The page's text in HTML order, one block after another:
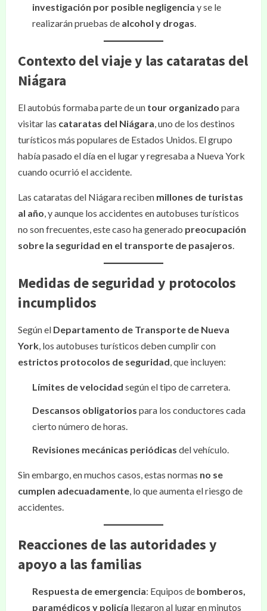
investigación por posible negligencia y se le
realizarán pruebas de alcohol y drogas
Contexto del viaje y las cataratas del
Niágara
El autobús formaba parte de un tour organizado para
visitar las cataratas del Niágara , uno de los destinos
turísticos más populares de Estados Unidos. El grupo
había pasado el día en el lugar y regresaba a Nueva York
cuando ocurrió el accidente.
Las cataratas del Niágara reciben millones de turistas
al año , y aunque los accidentes en autobuses turísticos
no son frecuentes, este caso ha generado preocupación
sobre la seguridad en el transporte de pasajeros
Medidas de seguridad y protocolos
incumplidos
Según el Departamento de Transporte de Nueva
York , los autobuses turísticos deben cumplir con
estrictos protocolos de seguridad , que incluyen:
Límites de velocidad según el tipo de carretera.
Descansos obligatorios para los conductores cada
cierto número de horas.
Revisiones mecánicas periódicas del vehículo.
Sin embargo, en muchos casos, estas normas no se
cumplen adecuadamente , lo que aumenta el riesgo de
accidentes.
Reacciones de las autoridades y
apoyo a las familias
Respuesta de emergencia: Equipos de bomberos,
paramédicos y policía llegaron al lugar en minutos